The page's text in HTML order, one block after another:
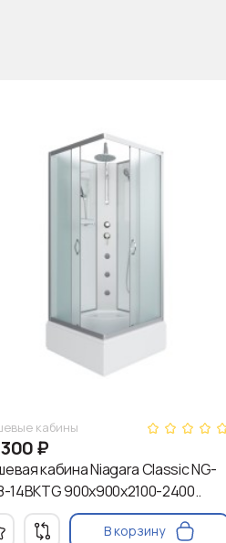
кабины
₽
кабина Niagara Classic NG-
14BKTG 900х900х2100-2400..
В корзину